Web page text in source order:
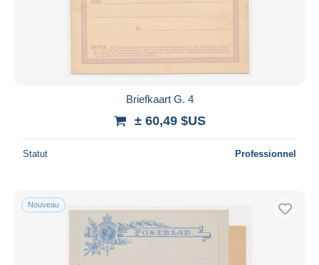
Briefkaart G. 4
± 60,49 $US
Statut Professionnel
Nouveau